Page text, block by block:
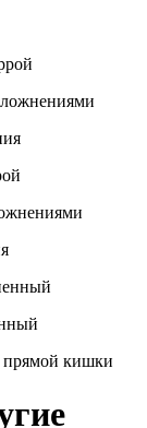
прямой кишки